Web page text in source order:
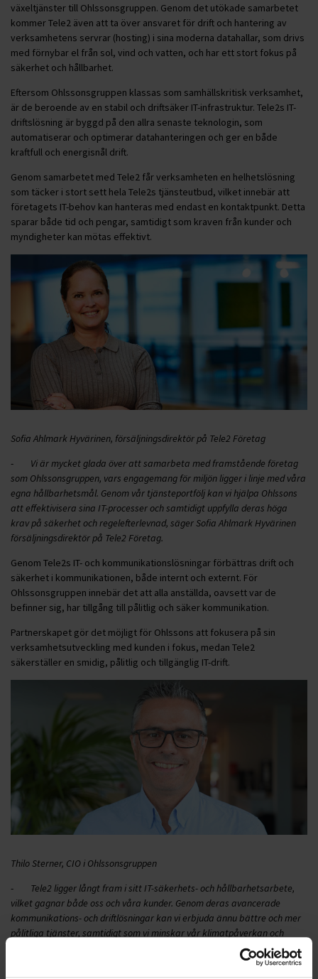
växeltjänster till Ohlssonsgruppen. Genom det utökade samarbetet
kommer Tele2 även att ta över ansvaret för drift och hantering av
verksamhetens servrar (hosting) i sina moderna datahallar, som drivs
med förnybar el från sol, vind och vatten, och har ett stort fokus på
säkerhet och hållbarhet.
Eftersom Ohlssonsgruppen klassas som samhällskritisk verksamhet,
är de beroende av en stabil och driftsäker IT-infrastruktur. Tele2s IT-
driftslösning är byggd på den allra senaste teknologin, som
automatiserar och optimerar datahanteringen och ger en både
kraftfull och energisnål drift.
Genom samarbetet med Tele2 får verksamheten en helhetslösning
som täcker i stort sett hela Tele2s tjänsteutbud, vilket innebär att
företagets IT-behov kan hanteras med endast en kontaktpunkt. Detta
sparar både tid och pengar, samtidigt som kraven från kunder och
myndigheter kan mötas effektivt.
Sofia Ahlmark Hyvärinen, försäljningsdirektör på Tele2 Företag
-
Vi är mycket glada över att samarbeta med framstående företag
som Ohlssonsgruppen, vars engagemang för miljön ligger i linje med våra
egna hållbarhetsmål. Genom vår tjänsteportfölj kan vi hjälpa Ohlssons
att effektivisera sina IT-processer och samtidigt uppfylla deras höga
krav på säkerhet och regelefterlevnad, säger Sofia Ahlmark Hyvärinen
försäljningsdirektör på Tele2 Företag.
Genom Tele2s IT- och kommunikationslösningar förbättras drift och
säkerhet i kommunikationen, både internt och externt. För
Ohlssonsgruppen innebär det att alla anställda, oavsett var de
befinner sig, har tillgång till pålitlig och säker kommunikation.
Partnerskapet gör det möjligt för Ohlssons att fokusera på sin
verksamhetsutveckling med kunden i fokus, medan Tele2
säkerställer en smidig, pålitlig och tillgänglig IT-drift.
Thilo Sterner, CIO i Ohlssonsgruppen
-
Tele2 ligger långt fram i sitt IT-säkerhets- och hållbarhetsarbete,
vilket gagnar både oss och våra kunder. Genom deras avancerade
kommunikations- och driftlösningar kan vi erbjuda ännu bättre och mer
pålitliga tjänster, samtidigt som vi minskar vår klimatpåverkan och
stärker vår säkerhet. Vi ser fram emot att fortsätta vår resa
tillsammans med Tele2 och skapa en mer hållbar och säker framtid,